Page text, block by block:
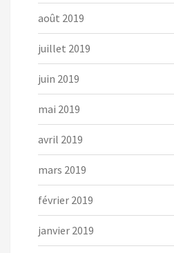
août 2019
juillet 2019
juin 2019
mai 2019
avril 2019
mars 2019
février 2019
janvier 2019